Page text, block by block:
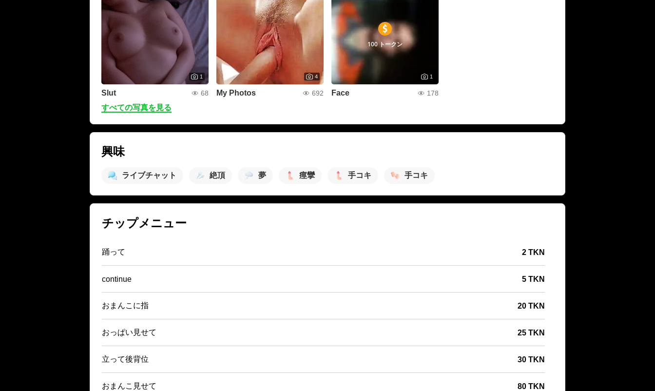
1
Slut 68
4
My Photos 692
100 トークン
1
Face 178
すべての写真を見る
興味
ライブチャット 絶頂 夢 痙攣 手コキ 手コキ
チップメニュー
踊って 2 TKN
continue 5 TKN
おまんこに指 20 TKN
おっぱい見せて 25 TKN
立って後背位 30 TKN
おまんこ見せて 80 TKN